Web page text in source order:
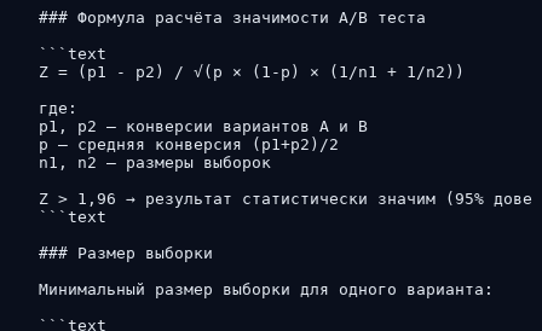
### Формула расчёта значимости A/B теста
```text
Z = (p1 - p2) / √(p × (1-p) × (1/n1 + 1/n2))
где:
p1, p2 — конверсии вариантов A и B
p — средняя конверсия (p1+p2)/2
n1, n2 — размеры выборок
Z > 1,96 → результат статистически значим (95%
```text
### Размер выборки
Минимальный размер выборки для одного варианта:
```text